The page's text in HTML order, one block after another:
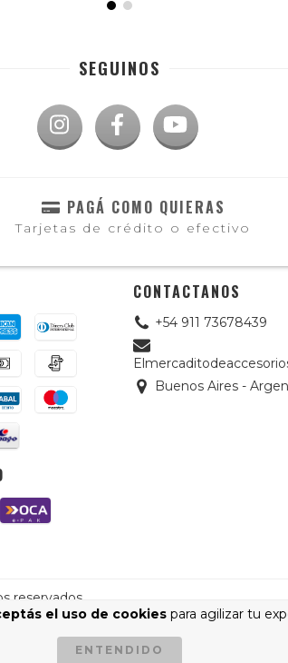
el uso de cookiespara agilizar tu
ENTENDIDO
SEGUINOS
PAGÁ COMO QUIERAS
Tarjetas de crédito o efectivo
CONTACTANOS
+54 911 73678439
Buenos Aires -
reservados.
arrepentimiento